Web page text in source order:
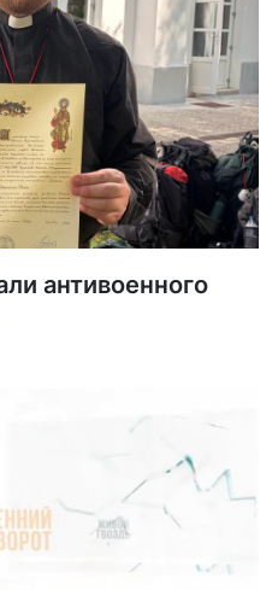
антивоенного